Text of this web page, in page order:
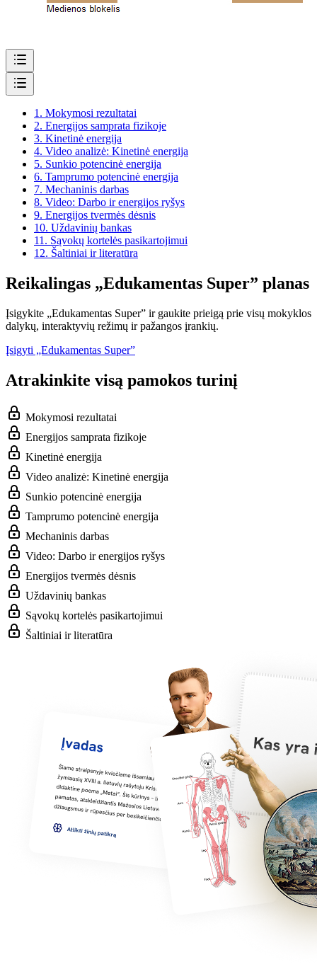
1. Mokymosi rezultatai
2. Energijos samprata fizikoje
3. Kinetinė energija
4. Video analizė: Kinetinė energija
5. Sunkio potencinė energija
6. Tamprumo potencinė energija
7. Mechaninis darbas
8. Video: Darbo ir energijos ryšys
9. Energijos tvermės dėsnis
10. Uždavinių bankas
11. Sąvokų kortelės pasikartojimui
12. Šaltiniai ir literatūra
Reikalingas „Edukamentas Super” planas
Įsigykite „Edukamentas Super” ir gaukite prieigą prie visų mokyklos
dalykų, interaktyvių režimų ir pažangos įrankių.
Įsigyti „Edukamentas Super”
Atrakinkite visą pamokos turinį
Mokymosi rezultatai
Energijos samprata fizikoje
Kinetinė energija
Video analizė: Kinetinė energija
Sunkio potencinė energija
Tamprumo potencinė energija
Mechaninis darbas
Video: Darbo ir energijos ryšys
Energijos tvermės dėsnis
Uždavinių bankas
Sąvokų kortelės pasikartojimui
Šaltiniai ir literatūra